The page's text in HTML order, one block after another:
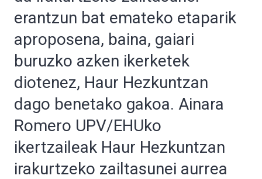
erantzun bat emateko etaparik
aproposena, baina, gaiari
buruzko azken ikerketek
diotenez, Haur Hezkuntzan
dago benetako gakoa. Ainara
Romero UPV/EHUko
ikertzaileak Haur Hezkuntzan
irakurtzeko zailtasunei aurrea